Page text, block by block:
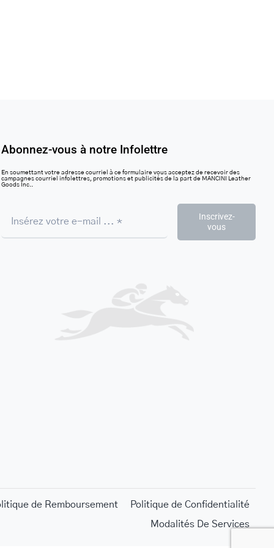
Abonnez-vous à notre Infolettre
En soumettant votre adresse courriel à ce formulaire vous acceptez de recevoir des
campagnes courriel infolettres, promotions et publicités de la part de MANCINI Leather
Goods Inc..
Inscrivez-
vous
de Remboursement
Politique de Confidentialité
Modalités De Services